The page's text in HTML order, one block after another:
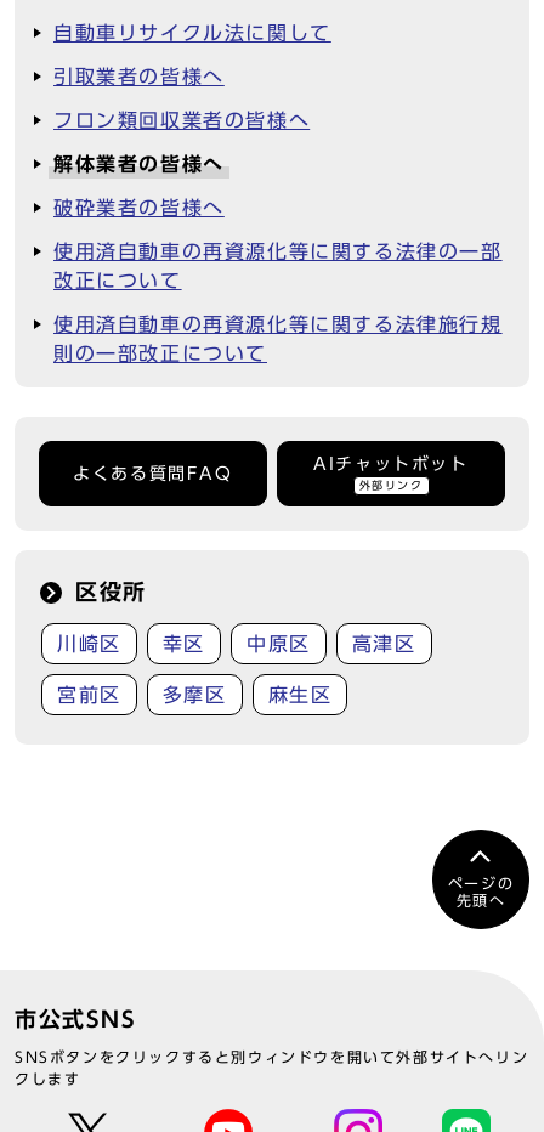
自動車リサイクル法に関して
引取業者の皆様へ
フロン類回収業者の皆様へ
解体業者の皆様へ
破砕業者の皆様へ
使用済自動車の再資源化等に関する法律の一部
改正について
使用済自動車の再資源化等に関する法律施行規
則の一部改正について
よくある質問FAQ
AIチャットボット
外部リンク
区役所
川崎区 幸区 中原区 高津区
宮前区 多摩区 麻生区
ページの
先頭へ
市公式SNS
SNSボタンをクリックすると別ウィンドウを開いて外部サイトへリン
クします